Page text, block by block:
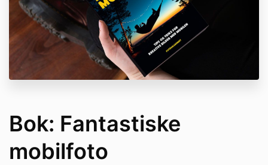
Bok: Fantastiske
mobilfoto